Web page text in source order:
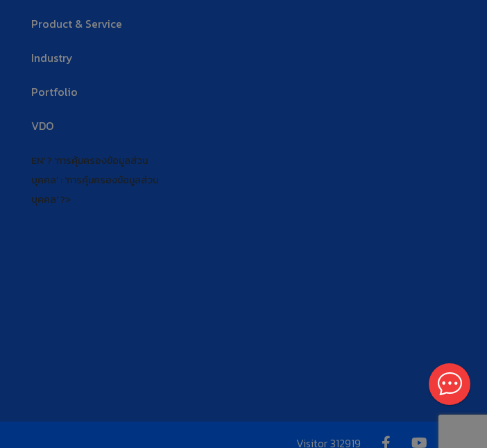
Product & Service
Industry
Portfolio
VDO
EN' ? 'การคุ้มครองข้อมูลส่วน
บุคคล' : 'การคุ้มครองข้อมูลส่วน
บุคคล' ?>
Visitor312919